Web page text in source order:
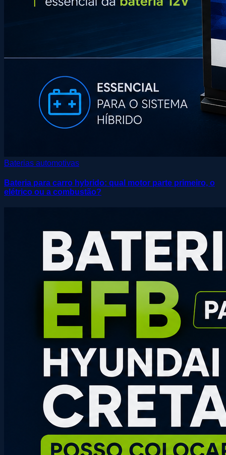
Baterias automotivas
Bateria para carro hybrido: qual motor parte primeiro, o
elétrico ou a combustão?